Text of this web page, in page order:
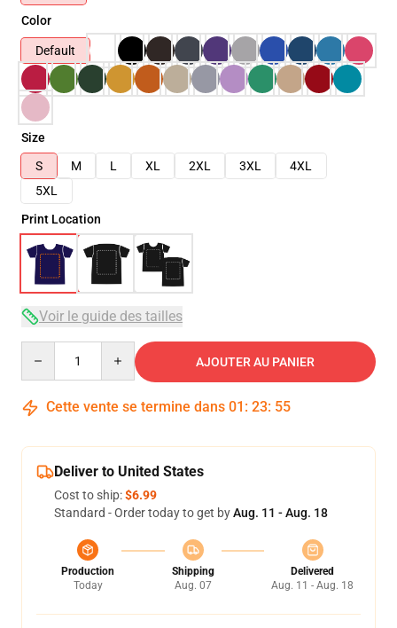
Color
Default
Size
S
M L XL 2XL 3XL
4XL
5XL
Print Location
Voir le guide des tailles
AJOUTER AU PANIER
Cette vente se termine dans 01 : 23: 54
Deliver to United States
Cost to ship:$6.99
Standard - Order today to get byAug. 11 - Aug. 18
Production
Today
Shipping
Aug. 07
Delivered
Aug. 11 - Aug. 18